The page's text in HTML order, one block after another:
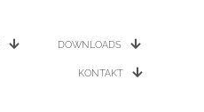
DOWNLOADS
KONTAKT